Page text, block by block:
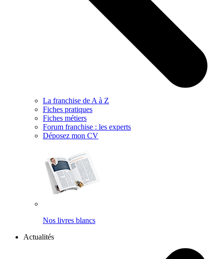
La franchise de A à Z
Fiches pratiques
Fiches métiers
Forum franchise : les experts
Déposez mon CV
Nos livres blancs
Actualités